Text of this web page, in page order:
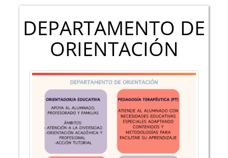
DEPARTAMENTO DE
ORIENTACIÓN